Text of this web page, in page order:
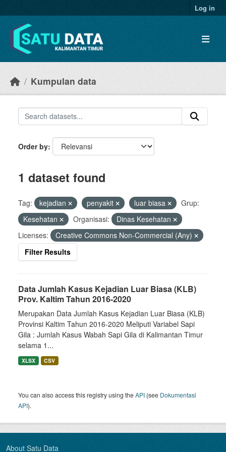
Log in
Kumpulan data
Order by
1 dataset found
Tag: kejadian penyakit luar biasa
Grup:
Kesehatan
Organisasi:
Dinas Kesehatan
Licenses:
Creative Commons Non-Commercial (Any)
Filter Results
Data Jumlah Kasus Kejadian Luar Biasa (KLB)
Prov. Kaltim Tahun 2016-2020
Merupakan Data Jumlah Kasus Kejadian Luar Biasa (KLB)
Provinsi Kaltim Tahun 2016-2020 Meliputi Variabel Sapi
Gila : Jumlah Kasus Wabah Sapi Gila di Kalimantan Timur
selama 1...
XLSX CSV
You can also access this registry using theAPI (see Dokumentasi
API).
About Satu Data